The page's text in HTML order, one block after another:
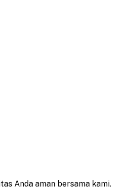
Anda aman bersama kami.